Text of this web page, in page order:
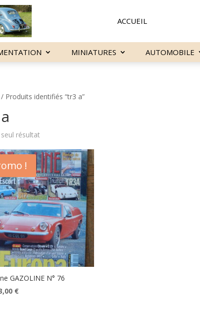
ACCUEIL
MINIATURES AUTOMOBILE
/ Produits identifiés “tr3 a”
résultat
!
GAZOLINE N° 76
€Le